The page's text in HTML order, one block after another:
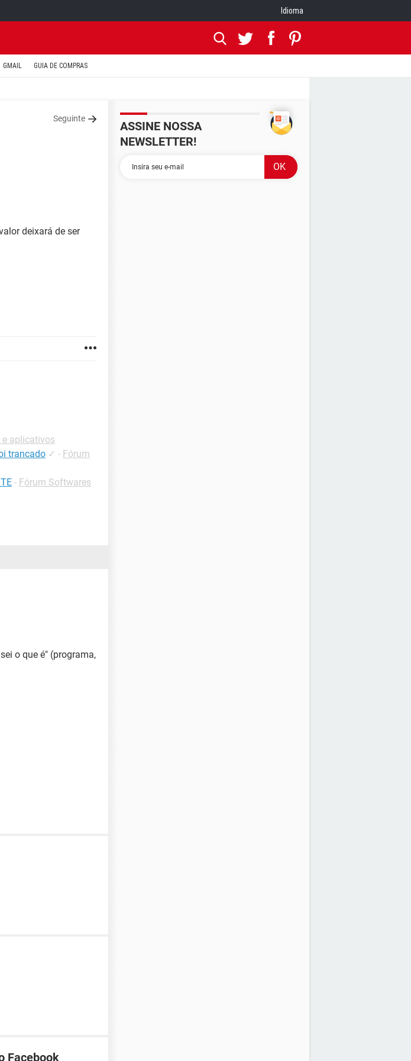
Idioma
GMAIL GUIA DE COMPRAS
Seguinte
deixará de ser
aplicativos
trancado ✓ - Fórum
- Fórum Softwares
o que é" (programa,
Facebook
ASSINE NOSSA
NEWSLETTER!